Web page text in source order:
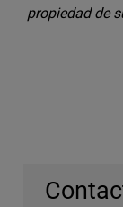
propiedad de